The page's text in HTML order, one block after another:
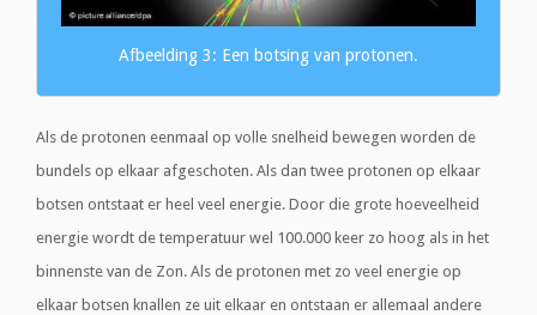
Afbeelding 3: Een botsing van protonen.
Als de protonen eenmaal op volle snelheid bewegen worden de
bundels op elkaar afgeschoten. Als dan twee protonen op elkaar
botsen ontstaat er heel veel energie. Door die grote hoeveelheid
energie wordt de temperatuur wel 100.000 keer zo hoog als in het
binnenste van de Zon. Als de protonen met zo veel energie op
elkaar botsen knallen ze uit elkaar en ontstaan er allemaal andere